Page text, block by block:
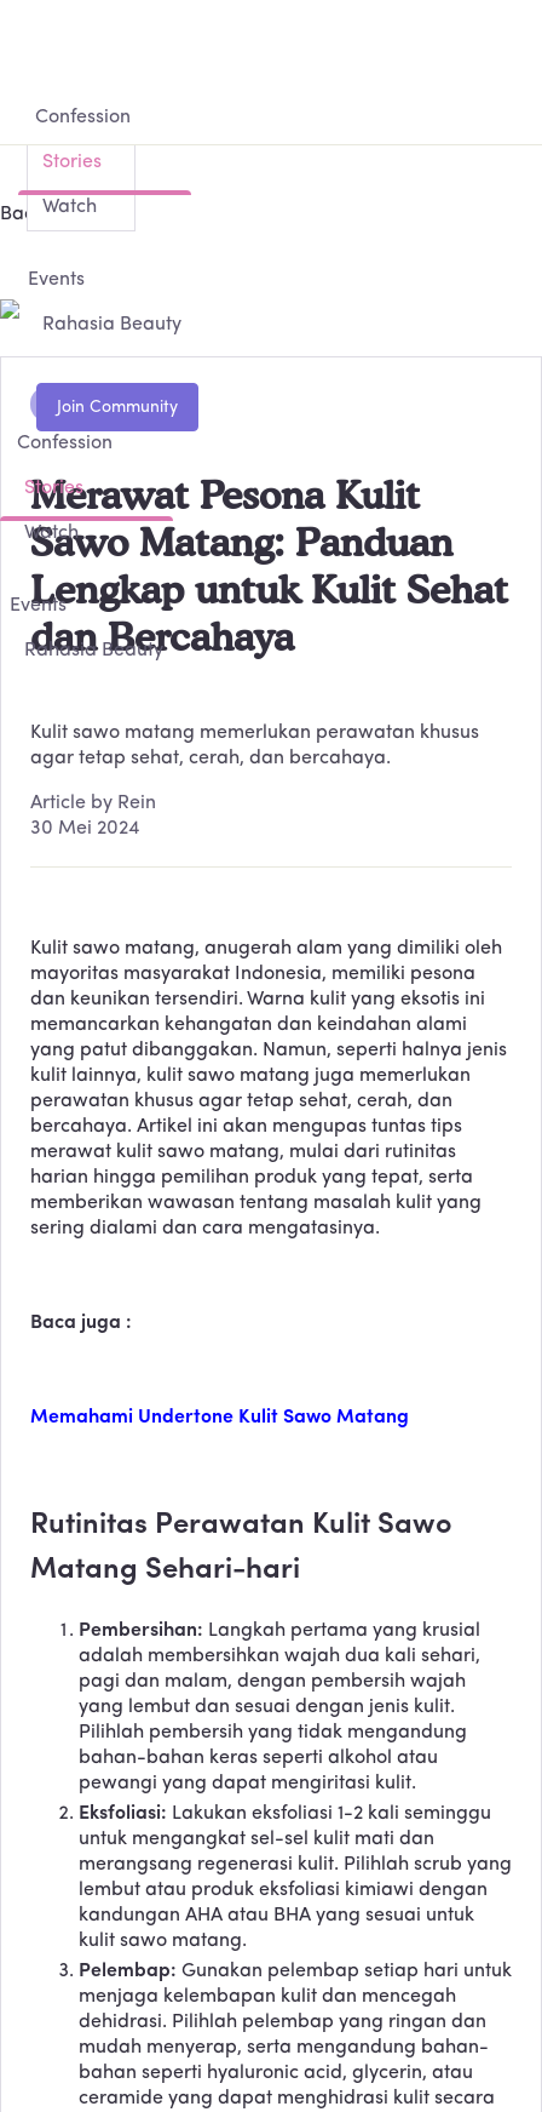
Confession
Stories
Watch
Events
Rahasia Beauty
Confession
Stories
Watch
Events
Rahasia Beauty
Back
sawo matang
Merawat Pesona Kulit
Sawo Matang: Panduan
Lengkap untuk Kulit Sehat
dan Bercahaya
Kulit sawo matang memerlukan perawatan khusus
agar tetap sehat, cerah, dan bercahaya.
Article by Rein
30 Mei 2024
Kulit sawo matang, anugerah alam yang dimiliki oleh
mayoritas masyarakat Indonesia, memiliki pesona
dan keunikan tersendiri. Warna kulit yang eksotis ini
memancarkan kehangatan dan keindahan alami
yang patut dibanggakan. Namun, seperti halnya jenis
kulit lainnya, kulit sawo matang juga memerlukan
perawatan khusus agar tetap sehat, cerah, dan
bercahaya. Artikel ini akan mengupas tuntas tips
merawat kulit sawo matang, mulai dari rutinitas
harian hingga pemilihan produk yang tepat, serta
memberikan wawasan tentang masalah kulit yang
sering dialami dan cara mengatasinya.
Baca juga :
Memahami Undertone Kulit Sawo Matang
Rutinitas Perawatan Kulit Sawo
Matang Sehari-hari
Pembersihan: Langkah pertama yang krusial
adalah membersihkan wajah dua kali sehari,
pagi dan malam, dengan pembersih wajah
yang lembut dan sesuai dengan jenis kulit.
Pilihlah pembersih yang tidak mengandung
bahan-bahan keras seperti alkohol atau
pewangi yang dapat mengiritasi kulit.
Eksfoliasi: Lakukan eksfoliasi 1-2 kali seminggu
untuk mengangkat sel-sel kulit mati dan
merangsang regenerasi kulit. Pilihlah scrub yang
lembut atau produk eksfoliasi kimiawi dengan
kandungan AHA atau BHA yang sesuai untuk
kulit sawo matang.
Pelembap: Gunakan pelembap setiap hari untuk
menjaga kelembapan kulit dan mencegah
dehidrasi. Pilihlah pelembap yang ringan dan
mudah menyerap, serta mengandung bahan-
bahan seperti hyaluronic acid, glycerin, atau
ceramide yang dapat menghidrasi kulit secara